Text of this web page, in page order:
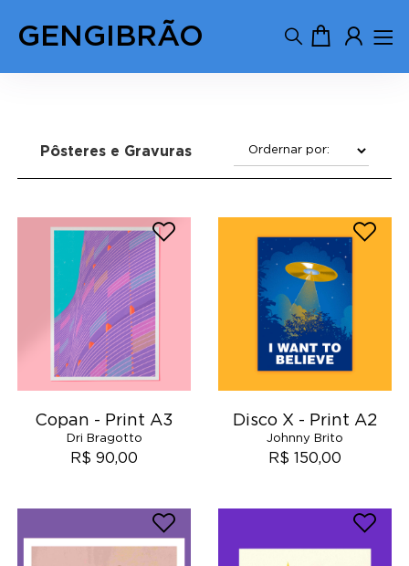
GENGIBRÃO
Pôsteres e Gravuras
Copan - Print A3
Dri Bragotto
R$ 90,00
Disco X - Print A2
Johnny Brito
R$ 150,00